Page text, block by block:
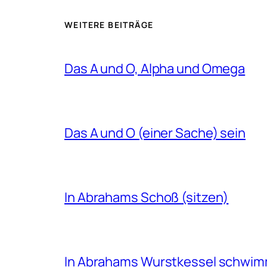
WEITERE BEITRÄGE
Das A und O, Alpha und Omega
Das A und O (einer Sache) sein
In Abrahams Schoß (sitzen)
In Abrahams Wurstkessel